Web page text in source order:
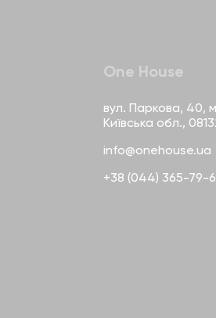
One House
вул. Паркова, 40,
Київська обл.,
info@onehouse.ua
+38 (044) 365-79-